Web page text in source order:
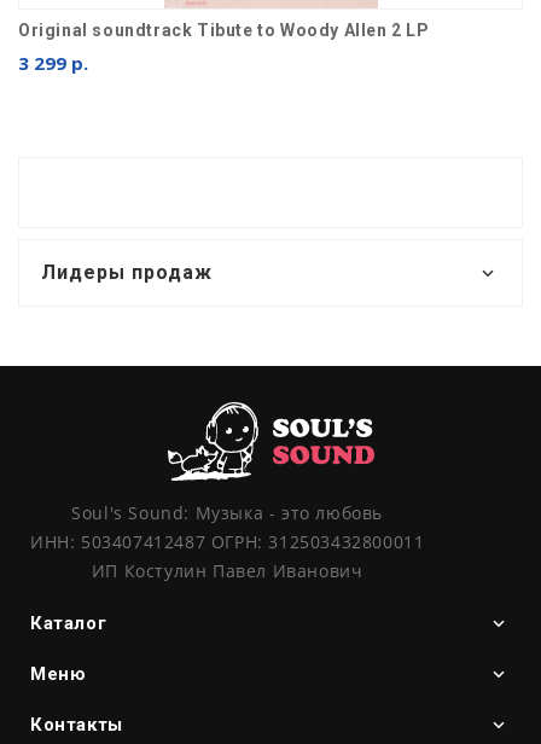
Original soundtrack Tibute to Woody Allen 2 LP
3 299 р.
Лидеры продаж
Soul's Sound: Музыка - это любовь
ИНН: 503407412487 ОГРН: 312503432800011
ИП Костулин Павел Иванович
Каталог
Меню
Контакты